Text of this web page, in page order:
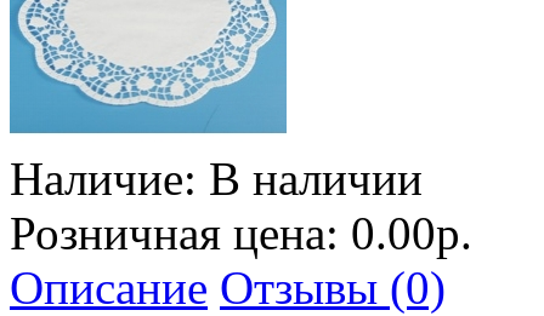
Наличие: В наличии
Розничная цена: 0.00р.
Описание Отзывы (0)